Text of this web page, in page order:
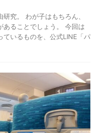
究。 わが子はもちろん、
あることでしょう。 今回は
ているものを、公式LINE「パ